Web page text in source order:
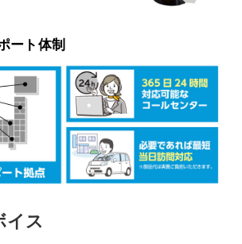
ート体制
イス